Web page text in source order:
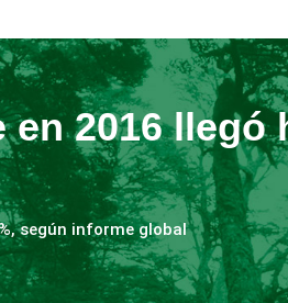
2016 llegó
según informe global